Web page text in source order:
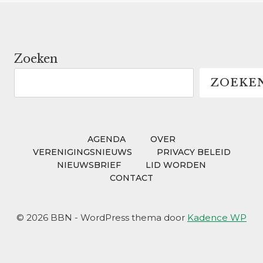
Zoeken
AGENDA
OVER
VERENIGINGSNIEUWS
PRIVACY BELEID
NIEUWSBRIEF
LID WORDEN
CONTACT
© 2026 BBN - WordPress thema door Kadence WP